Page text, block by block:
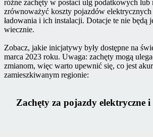
różne zachęty w postaci ulg podatkowych lub
zrównoważyć koszty pojazdów elektrycznych
ładowania i ich instalacji. Dotacje te nie będą
wiecznie.
Zobacz, jakie inicjatywy były dostępne na
marca 2023 roku. Uwaga: zachęty mogą
zmianom, więc warto upewnić się, co jest
zamieszkiwanym regionie:
Zachęty za pojazdy elektryczne i